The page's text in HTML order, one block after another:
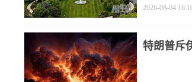
2026-08-04
特朗普斥